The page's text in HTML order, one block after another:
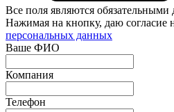
Все поля являются обязательными
Нажимая на кнопку, даю согласие
персональных данных
Ваше ФИО
Компания
Телефон